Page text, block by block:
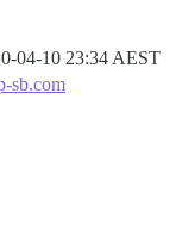
04-10 23:34 AEST
sb.com